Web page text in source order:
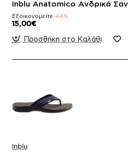
Inblu Anatomico Ανδρικά
Εξοικονομείτε-44%
15,00€
Προσθήκη στο Καλάθι
Inblu